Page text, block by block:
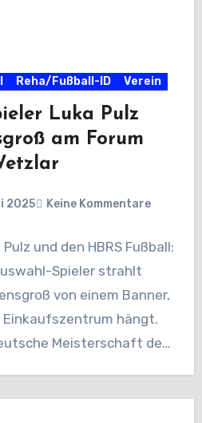
Reha/Fußball-ID Verein
Luka Pulz
am Forum
2025 Keine Kommentare
und den HBRS Fußball:
Spieler strahlt
von einem Banner,
Einkaufszentrum hängt.
Meisterschaft der